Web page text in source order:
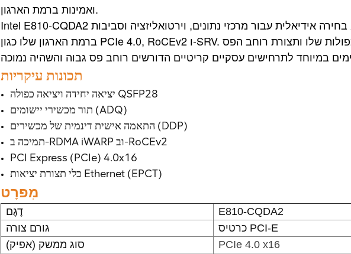
ואמינות ברמת הארגון.
Intel E810-CQDA2 הוא בחירה אידיאלית עבור מרכזי נתונים, וירטואליזציה וסביבות HPC הודות לתכונות
ברמת הארגון שלו כגון PCIe 4.0, RoCEv2 ו-SRV. עיצוב היציאות הכפולות שלו ותצורת רוחב הפס
תכונות עיקריות
יציאה יחידה ויציאה כפולה QSFP28
תור מכשירי יישומים (ADQ)
התאמה אישית דינמית של מכשירים (DDP)
תמיכה ב-RDMA iWARP וב-RoCEv2
PCI Express (PCIe) 4.0x16
כלי תצורת יציאות Ethernet (EPCT)
מִפרָט
דֶגֶם
E810-CQDA2
גורם צורה
כרטיס PCI-E
סוג ממשק (אפיק)
PCIe 4.0 x16